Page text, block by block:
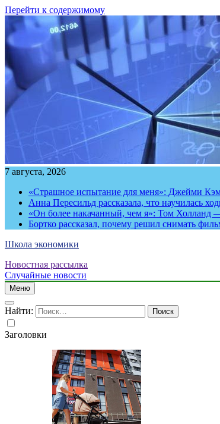
Перейти к содержимому
7 августа, 2026
«Страшное испытание для меня»: Джейми
Анна Пересильд рассказала, что научилась
«Он более накачанный, чем я»: Том Холланд
Бортко рассказал, почему решил снимать
Школа экономики
Новостная рассылка
Случайные новости
Меню
Найти:
Заголовки